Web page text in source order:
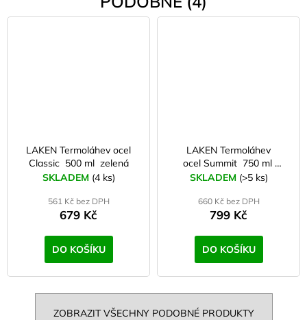
LAKEN Termoláhev ocel
Classic 500 ml zelená
SKLADEM (4 ks)
561 Kč bez DPH
679 Kč
DO KOŠÍKU
LAKEN Termoláhev
ocel Summit 750 ml
ocelová
SKLADEM (>5 ks)
660 Kč bez DPH
799 Kč
DO KOŠÍKU
ZOBRAZIT VŠECHNY PODOBNÉ PRODUKTY